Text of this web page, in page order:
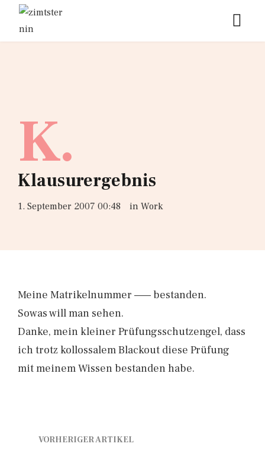
K.
Klausurergebnis
1. September 2007 00:48 in Work
Meine Matrikelnummer —— bestanden.
Sowas will man sehen.
Danke, mein kleiner Prüfungsschutzengel, dass
ich trotz kollossalem Blackout diese Prüfung
mit meinem Wissen bestanden habe.
VORHERIGER ARTIKEL